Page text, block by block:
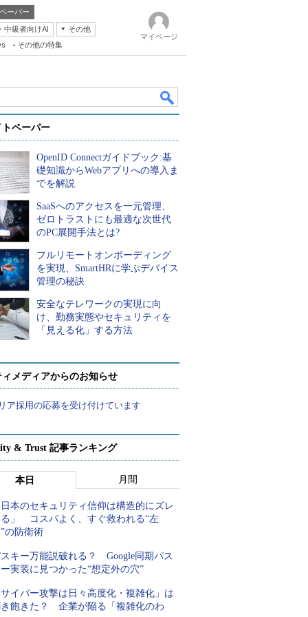
ーパー
中級者向けAI
その他
その他の特集
マイページ
ペーパー
OpenID Connectガイドブック:基
礎知識からWebアプリへの導入ま
でを解説
SaaSへのアクセスを一元管理、
ゼロトラストにも最適な次世代
のPC展開手法とは?
フルリモートオンボーディング
を実現、SmartHRに学ぶデバイス
管理の秘訣
安全なテレワークの実現に向
け、勤務実態やセキュリティを
「見える化」する方法
メディアからのお知らせ
ア採用の応募を受け付けています
& Trust 記事ランキング
本日 月間
本のセキュリティ信仰は構造的にズレ
」 コスパよく、すぐ救われる“左
の防衛術
キー万能説破れる？ Google同期パス
実装に見つかった“想定外の穴”
イバー攻撃は日々高度化・複雑化」は
飽きた？ 企業が陥る「複雑化のわ